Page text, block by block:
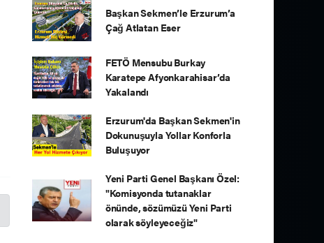
Başkan Sekmen’le Erzurum’a
Çağ Atlatan Eser
FETÖ Mensubu Burkay
Karatepe Afyonkarahisar’da
Yakalandı
Erzurum'da Başkan Sekmen'in
Dokunuşuyla Yollar Konforla
Buluşuyor
Yeni Parti Genel Başkanı Özel:
"Komisyonda tutanaklar
önünde, sözümüzü Yeni Parti
olarak söyleyeceğiz"